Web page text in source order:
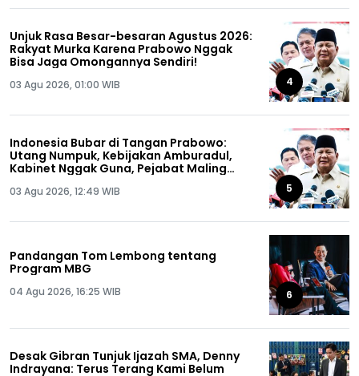
Unjuk Rasa Besar-besaran Agustus 2026:
Rakyat Murka Karena Prabowo Nggak
Bisa Jaga Omongannya Sendiri!
03 Agu 2026, 01:00 WIB 4
Indonesia Bubar di Tangan Prabowo:
Utang Numpuk, Kebijakan Amburadul,
Kabinet Nggak Guna, Pejabat Maling
03 Agu 2026, 12:49 WIB 5
Pandangan Tom Lembong tentang
Program MBG
04 Agu 2026, 16:25 WIB 6
Desak Gibran Tunjuk Ijazah SMA, Denny
Indrayana: Terus Terang Kami Belum